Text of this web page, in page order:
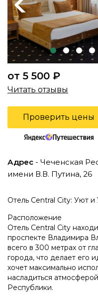
Previous
от 5 500 ₽
Читать отзывы
Проверить цены
Адрес - Чеченская
имени В.В. Путина, 26
Отель Central City: Уют
Расположение
Отель Central City
проспекте Владимира
всего в 300 метрах от
города, что делает его
хочет максимально
насладиться
Республики.